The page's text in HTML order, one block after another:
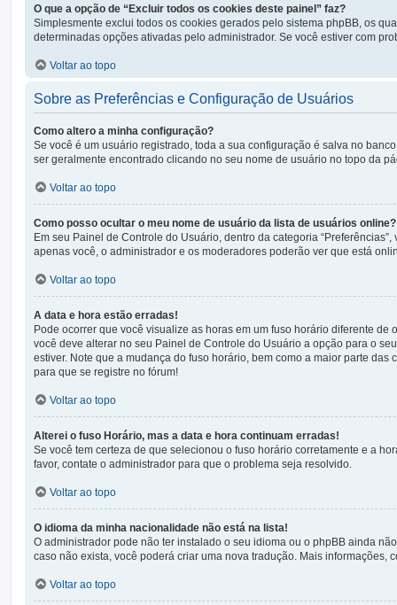
O que a opção de “Excluir todos os cookies deste painel” faz?
Simplesmente exclui todos os cookies gerados pelo sistema phpBB, os
determinadas opções ativadas pelo administrador. Se você estiver com
Voltar ao topo
Sobre as Preferências e Configuração de Usuários
Como altero a minha configuração?
Se você é um usuário registrado, toda a sua configuração é salva no
ser geralmente encontrado clicando no seu nome de usuário no topo da
Voltar ao topo
Como posso ocultar o meu nome de usuário da lista de usuários online?
Em seu Painel de Controle do Usuário, dentro da categoria
apenas você, o administrador e os moderadores poderão ver que está
Voltar ao topo
A data e hora estão erradas!
Pode ocorrer que você visualize as horas em um fuso horário diferente
você deve alterar no seu Painel de Controle do Usuário a opção para o
estiver. Note que a mudança do fuso horário, bem como a maior parte
para que se registre no fórum!
Voltar ao topo
Alterei o fuso Horário, mas a data e hora continuam erradas!
Se você tem certeza de que selecionou o fuso horário corretamente e a
favor, contate o administrador para que o problema seja resolvido.
Voltar ao topo
O idioma da minha nacionalidade não está na lista!
O administrador pode não ter instalado o seu idioma ou o phpBB ainda
caso não exista, você poderá criar uma nova tradução. Mais informações,
Voltar ao topo